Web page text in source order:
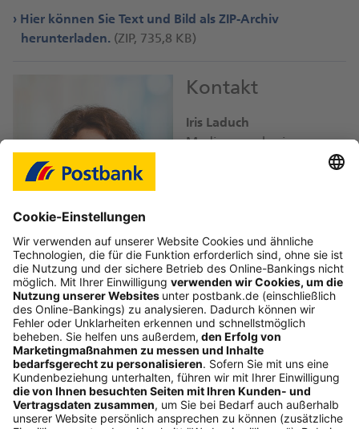
Hier können Sie Text und Bild als ZIP-Archiv
herunterladen. (ZIP, 735,8 KB)
Kontakt
Iris Laduch
Mediensprecherin
Folgen Sie uns